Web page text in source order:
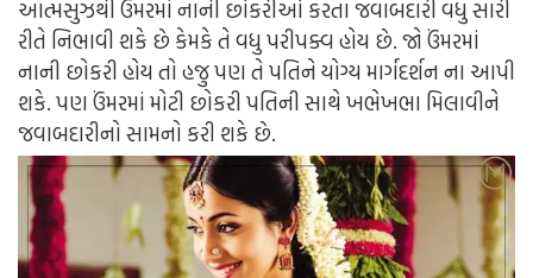
આત્મસુઝથી ઉંમરમાં નાની છોકરીઓ કરતા જવાબદારી વધુ સારી
રીતે નિભાવી શકે છે કેમકે તે વધુ પરીપક્વ હોય છે. જો ઉંમરમાં
નાની છોકરી હોય તો હજુ પણ તે પતિને યોગ્ય માર્ગદર્શન ના આપી
શકે. પણ ઉંમરમાં મોટી છોકરી પતિની સાથે ખભેખભા મિલાવીને
જવાબદારીનો સામનો કરી શકે છે.